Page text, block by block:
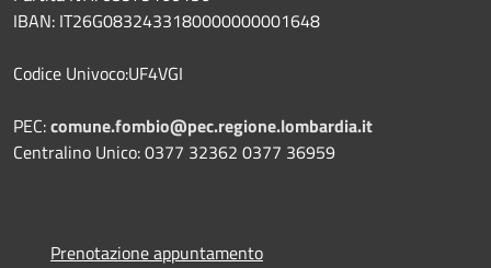
IBAN: IT26G0832433180000000001648
Codice Univoco:UF4VGI
PEC:comune.fombio@pec.regione.lombardia.it
Centralino Unico: 0377 32362 0377 36959
Prenotazione appuntamento